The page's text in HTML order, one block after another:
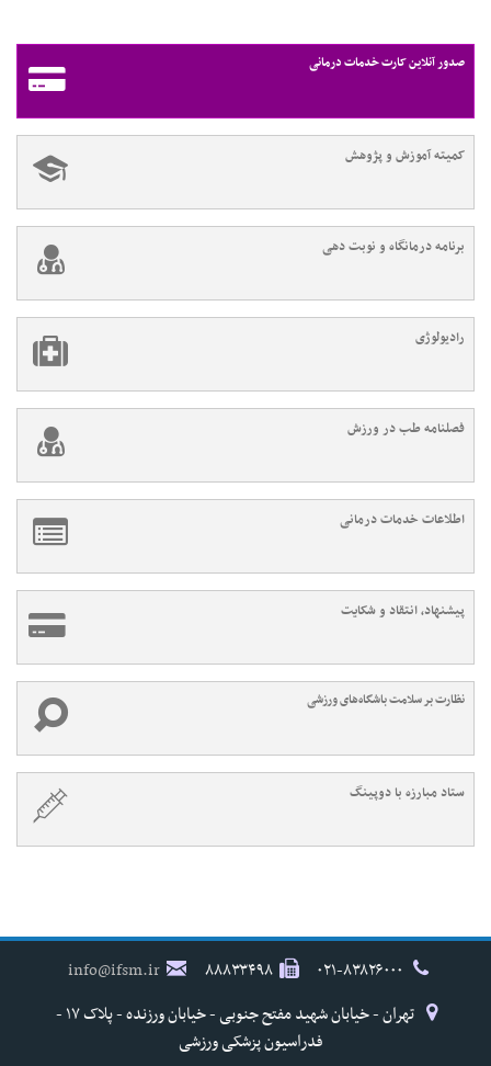
صدور آنلاین کارت خدمات درمانی
کمیته آموزش و پژوهش
برنامه درمانگاه و نوبت دهی
رادیولوژی
فصلنامه طب در ورزش
اطلاعات خدمات درمانی
پیشنهاد، انتقاد و شکایت
نظارت بر سلامت باشگاه‌های ورزشی
ستاد مبارزه با دوپینگ
۸۸۸۳۳۴۹۸
info@ifsm.ir
تهران - خیابان شهید مفتح جنوبی - خیابان ورزنده - پلاک ۱۷ -
فدراسیون پزشکی ورزشی